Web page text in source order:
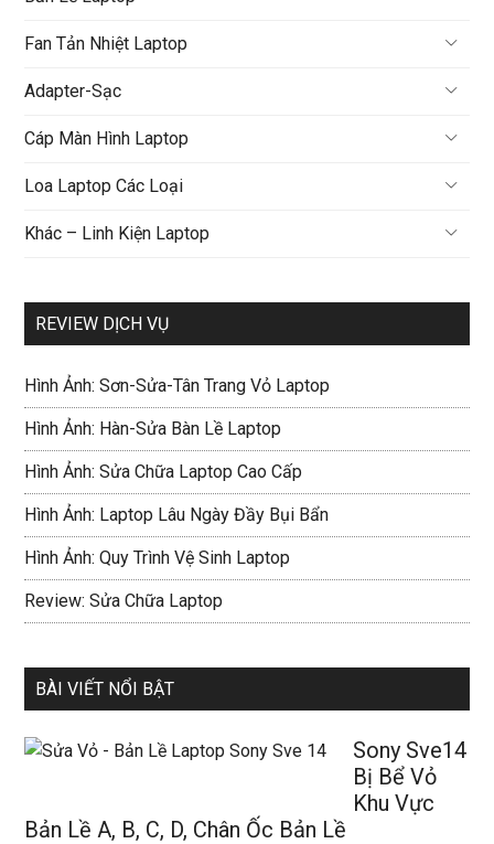
Fan Tản Nhiệt Laptop
Adapter-Sạc
Cáp Màn Hình Laptop
Loa Laptop Các Loại
Khác – Linh Kiện Laptop
REVIEW DỊCH VỤ
Hình Ảnh: Sơn-Sửa-Tân Trang Vỏ Laptop
Hình Ảnh: Hàn-Sửa Bàn Lề Laptop
Hình Ảnh: Sửa Chữa Laptop Cao Cấp
Hình Ảnh: Laptop Lâu Ngày Đầy Bụi Bẩn
Hình Ảnh: Quy Trình Vệ Sinh Laptop
Review: Sửa Chữa Laptop
BÀI VIẾT NỔI BẬT
Sony Sve14
Bị Bể Vỏ
Khu Vực
Bản Lề A, B, C, D, Chân Ốc Bản Lề